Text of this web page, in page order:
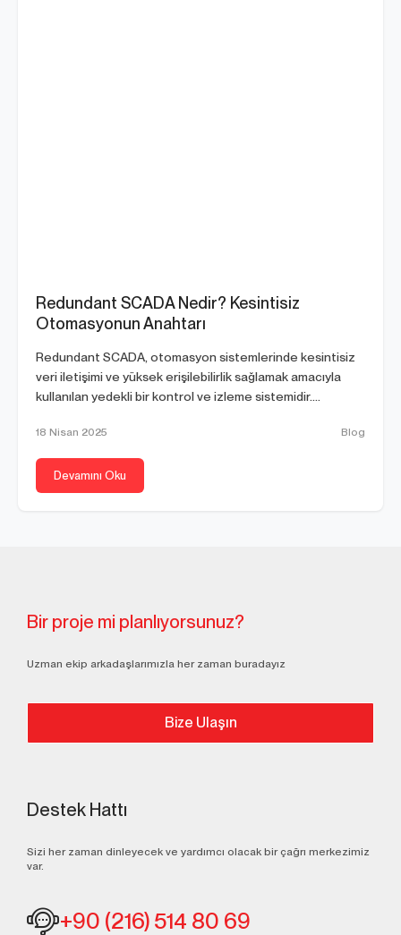
Redundant SCADA Nedir? Kesintisiz
Otomasyonun Anahtarı
Redundant SCADA, otomasyon sistemlerinde kesintisiz
veri iletişimi ve yüksek erişilebilirlik sağlamak amacıyla
kullanılan yedekli bir kontrol ve izleme sistemidir.
18 Nisan 2025 Blog
Devamını Oku
Bir proje mi planlıyorsunuz?
Uzman ekip arkadaşlarımızla her zaman buradayız
Bize Ulaşın
Destek Hattı
Sizi her zaman dinleyecek ve yardımcı olacak bir çağrı merkezimiz
var.
+90 (216) 514 80 69